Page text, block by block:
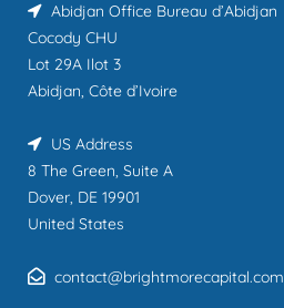
Abidjan Office Bureau d’Abidjan
Cocody CHU
Lot 29A Ilot 3
Abidjan, Côte d’Ivoire
US Address
8 The Green, Suite A
Dover, DE 19901
United States
contact@brightmorecapital.com